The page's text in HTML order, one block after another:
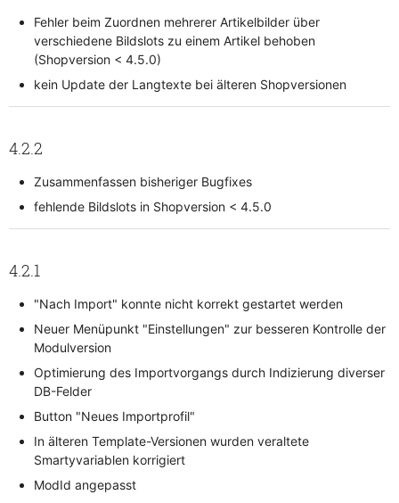
Fehler beim Zuordnen mehrerer Artikelbilder über
verschiedene Bildslots zu einem Artikel behoben
(Shopversion < 4.5.0)
kein Update der Langtexte bei älteren Shopversionen
4.2.2
Zusammenfassen bisheriger Bugfixes
fehlende Bildslots in Shopversion < 4.5.0
4.2.1
"Nach Import" konnte nicht korrekt gestartet werden
Neuer Menüpunkt "Einstellungen" zur besseren Kontrolle der
Modulversion
Optimierung des Importvorgangs durch Indizierung diverser
DB-Felder
Button "Neues Importprofil"
In älteren Template-Versionen wurden veraltete
Smartyvariablen korrigiert
ModId angepasst